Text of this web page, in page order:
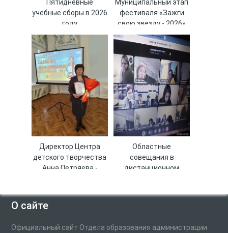
Пятидневные
учебные сборы в 2026
году
Муниципальный этап
фестиваля «Зажги
свою звезду - 2026»
Директор Центра
детского творчества
Анна Петряева -
«Женщина – хозяйка
на селе 2026»!
Областные
совещания в
дистанционном
О сайте
Официальный сайт Отдела образования администрации